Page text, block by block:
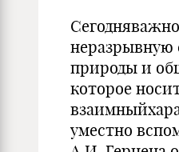
неразрывную
природы и
которое
уместно